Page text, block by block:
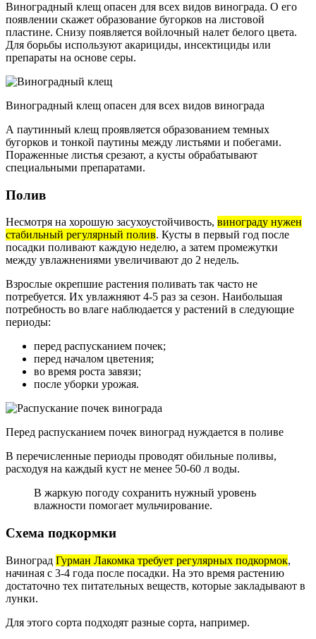
Виноградный клещ опасен для всех видов винограда. О его
появлении скажет образование бугорков на листовой
пластине. Снизу появляется войлочный налет белого цвета.
Для борьбы используют акарициды, инсектициды или
препараты на основе серы.
Виноградный клещ опасен для всех видов винограда
А паутинный клещ проявляется образованием темных
бугорков и тонкой паутины между листьями и побегами.
Пораженные листья срезают, а кусты обрабатывают
специальными препаратами.
Полив
Несмотря на хорошую засухоустойчивость, винограду нужен
стабильный регулярный полив. Кусты в первый год после
посадки поливают каждую неделю, а затем промежутки
между увлажнениями увеличивают до 2 недель.
Взрослые окрепшие растения поливать так часто не
потребуется. Их увлажняют 4-5 раз за сезон. Наибольшая
потребность во влаге наблюдается у растений в следующие
периоды:
перед распусканием почек;
перед началом цветения;
во время роста завязи;
после уборки урожая.
Перед распусканием почек виноград нуждается в поливе
В перечисленные периоды проводят обильные поливы,
расходуя на каждый куст не менее 50-60 л воды.
В жаркую погоду сохранить нужный уровень
влажности помогает мульчирование.
Схема подкормки
Виноград Гурман Лакомка требует регулярных подкормок,
начиная с 3-4 года после посадки. На это время растению
достаточно тех питательных веществ, которые закладывают в
лунки.
Для этого сорта подходят разные сорта, например.